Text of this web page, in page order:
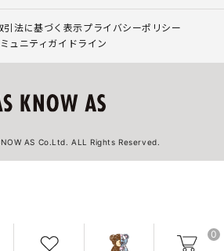
0
引法に基づく表示プライバシーポリシー
ュニティガイドライン
AS Co.Ltd. ALL Rights Reserved.